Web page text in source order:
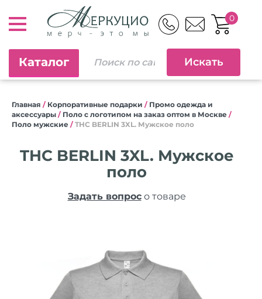
0
Каталог
Главная / Корпоративные подарки / Промо одежда и
аксессуары / Поло с логотипом на заказ оптом в Москве /
Поло мужские / THC BERLIN 3XL. Мужское поло
THC BERLIN 3XL. Мужское
поло
Задать вопросо товаре